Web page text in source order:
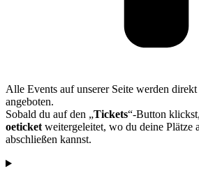
Alle Events auf unserer Seite werden
angeboten.
Sobald du auf den „Tickets“-Button
oeticketweitergeleitet, wo du deine Plätze
abschließen kannst.